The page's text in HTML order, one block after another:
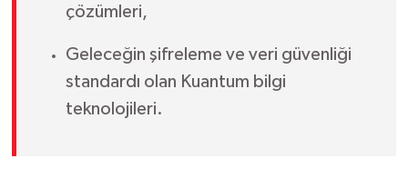
çözümleri,
Geleceğin şifreleme ve veri güvenliği
standardı olan Kuantum bilgi
teknolojileri.